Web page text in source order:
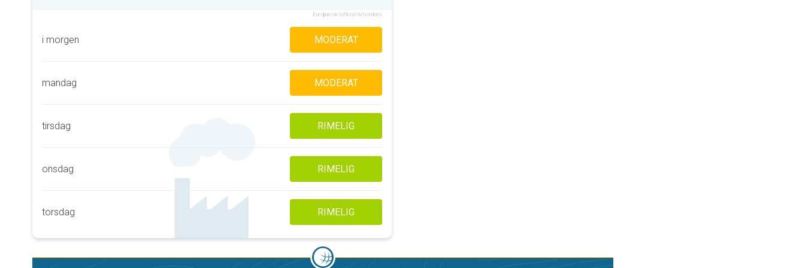
Europæisk luftkvalitetsindeks
i morgen MODERAT
mandag MODERAT
tirsdag RIMELIG
onsdag RIMELIG
torsdag RIMELIG